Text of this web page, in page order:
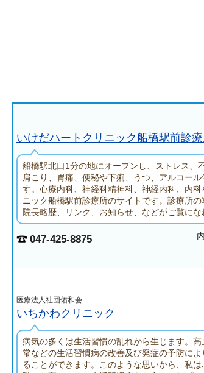
いけだハートクリニック船橋駅前診
船橋駅北口1分の地にオープンし、ストレス、
肩こり、胃痛、便秘や下痢、うつ、アルコー
す。心療内科、神経科精神科、神経内科、内
ニック船橋駅前診療所のサイトです。診療所の
院長略歴、リンク、お知らせ、などがご覧にな
047-425-8875
医療法人社団佑和会
いちかわクリニック
病気の多くは生活習慣の乱れから生じます。
常などの生活習慣病の改善及び発症の予防に
ることができます。このような思いから、私